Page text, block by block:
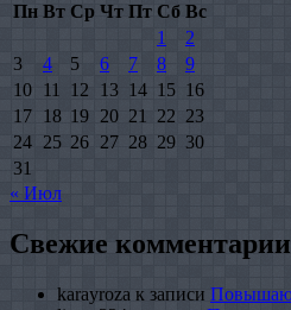
Пн Вт Ср Чт Пт Сб Вс
1
2
3
4 5 6 7 8
9
10 11 12 13 14 15 16
17 18 19 20 21 22 23
24 25 26 27 28 29 30
31
« Июл
Свежие комментарии
karayroza к записи